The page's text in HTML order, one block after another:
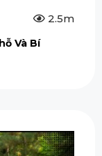
2.5m
Và Bí